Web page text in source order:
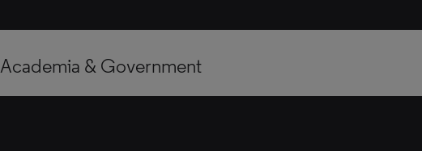
Academia & Government